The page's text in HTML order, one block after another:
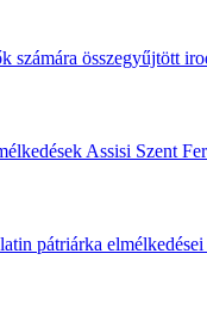
számára összegyűjtött
Assisi Szent
pátriárka